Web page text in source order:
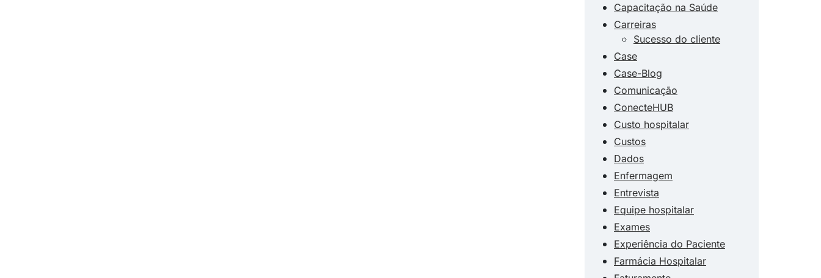
Capacitação na Saúde
Carreiras
Sucesso do cliente
Case
Case-Blog
Comunicação
ConecteHUB
Custo hospitalar
Custos
Dados
Enfermagem
Entrevista
Equipe hospitalar
Exames
Experiência do Paciente
Farmácia Hospitalar